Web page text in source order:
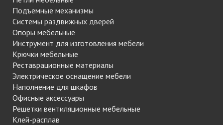
Подъемные механизмы
Системы раздвижных дверей
Опоры мебельные
Инструмент для изготовления мебели
Крючки мебельные
Реставрационные материалы
Электрическое оснащение мебели
Наполнение для шкафов
Офисные аксессуары
Решетки вентиляционные мебельные
Клей-расплав